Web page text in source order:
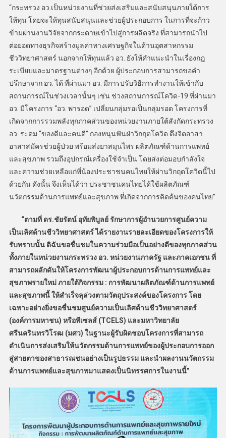
“กระทรวง อว.เป็นหน่วยงานที่ช่วยส่งเสริมและสนับสนุนภายใต้การ
ให้ทุน โดยจะให้ทุนสนับสนุนและช่วยผู้ประกอบการ ในการที่จะก้าว
ข้ามผ่านงานวิจัยจากกระดาษเข้าไปสู่การผลิตจริง ที่สามารถนำไป
ต่อยอดทางธุรกิจสร้างมูลค่าทางเศรษฐกิจในด้านอุตสาหกรรม
ชีววิทยาศาสตร์ นอกจากให้ทุนแล้ว อว. ยังให้คำแนะนำในเรื่องกฎ
ระเบียบและมาตรฐานต่างๆ อีกด้วย ผู้ประกอบการสามารถขอคำ
ปรึกษาจาก อว. ได้ ที่ผ่านมา อว. มีการปรับวิธีการทำงานให้เข้ากับ
สถานการณ์ในช่วงเวลานั้นๆ เช่น ช่วงสถานการณ์โควิด-19 ที่ผ่านมา
อว. มีโครงการ “อว. พารอด” เปลี่ยนกลุ่มรอเป็นกลุ่มรอด โครงการที่
เกิดจากการรวมพลังทุกภาคส่วนของหน่วยงานภายใต้สังกัดกระทรวง
อว. ระดม “ของดีและคนดี” กองหนุนฟันฝ่าวิกฤตโควิด ดึงจิตอาสา
อาสาสมัครช่วยผู้ป่วย พร้อมส่งยาสมุนไพร ผลิตภัณฑ์ด้านการแพทย์
และสุขภาพ รวมถึงอุปกรณ์เครื่องใช้จำเป็น โดยส่งต่อมอบกำลังใจ
และความช่วยเหลือแก่พี่น้องประชาชนคนไทยให้ผ่านวิกฤตโควิดนี้ไป
ด้วยกัน ดังนั้น จึงเห็นได้ว่า ประชาชนคนไทยได้ใช้ผลิตภัณฑ์
นวัตกรรมด้านการแพทย์และสุขภาพ ที่เกิดจากการคิดค้นของคนไทย”
“ตามที่ ดร.ชัยรัตน์ อุทัยพิบูลย์ รักษาการผู้อำนวยการศูนย์ความ
เป็นเลิศด้านชีววิทยาศาสตร์ ได้รายงานรายละเอียดของโครงการให้
รับทราบนั้น ดิฉันขอชื่นชมในความร่วมมือเป็นอย่างดีของทุกภาคส่วน
ทั้งภายในหน่วยงานกระทรวง อว. หน่วยงานภาครัฐ และภาคเอกชน ที่
สามารถผลักดันให้โครงการพัฒนาผู้ประกอบการด้านการแพทย์และ
สุขภาพรายใหม่ ภายใต้กิจกรรม : การพัฒนาผลิตภัณฑ์ด้านการแพทย์
และสุขภาพนี้ ให้สำเร็จลุล่วงตามวัตถุประสงค์ของโครงการ โดย
เฉพาะอย่างยิ่งขอชื่นชมศูนย์ความเป็นเลิศด้านชีววิทยาศาสตร์
(องค์การมหาชน) หรือทีเซลส์ (TCELS) และมหาวิทยาลัย
ศรีนครินทรวิโรฒ (มศว) ในฐานะผู้รับผิดชอบโครงการที่สามารถ
ดำเนินการส่งเสริมให้นวัตกรรมด้านการแพทย์ของผู้ประกอบการออก
สู่สายตาของสาธารณชนอย่างเป็นรูปธรรม และนำผลงานนวัตกรรม
ด้านการแพทย์และสุขภาพมาแสดงเป็นนิทรรศการในงานนี้”